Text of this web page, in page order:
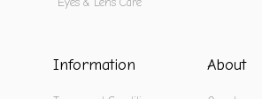
Information About